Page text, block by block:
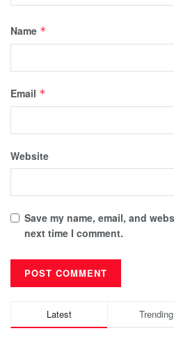
Name *
Email *
Website
Save my name, email, and
next time I comment.
Latest Trending